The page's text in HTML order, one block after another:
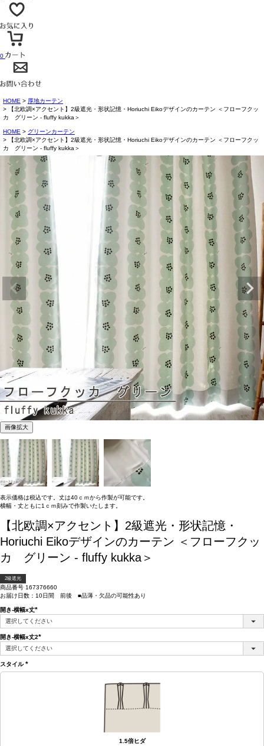
0
HOME
厚地カーテン
【北欧調×アクセント】2級遮光・形状記憶・Horiuchi Eikoデザインのカーテン ＜フローフクッ
カ グリーン - fluffy kukka＞
HOME
グリーンカーテン
【北欧調×アクセント】2級遮光・形状記憶・Horiuchi Eikoデザインのカーテン ＜フローフクッ
カ グリーン - fluffy kukka＞
画像拡大
表示価格は税込です。丈は40ｃｍから作製が可能です。
横幅・丈ともに1ｃｍ刻みで作製いたします。
【北欧調×アクセント】2級遮光・形状記憶・
Horiuchi Eikoデザインのカーテン ＜フローフクッ
カ グリーン - fluffy kukka＞
2級遮光
商品番号 167376660
お届け日数：10日間 前後 ■品薄・欠品の可能性あり
開き-横幅x丈
(必
須)
開き-横幅x丈2
(必
須)
スタイル
(必
1.5倍ヒダ